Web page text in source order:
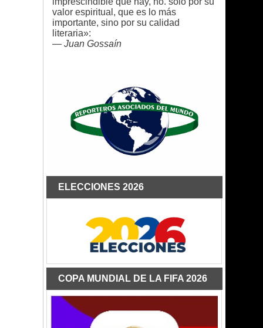
valor espiritual, que es lo más
importante, sino por su calidad
literaria»:
— Juan Gossaín
ELECCIONES 2026
COPA MUNDIAL DE LA FIFA 2026